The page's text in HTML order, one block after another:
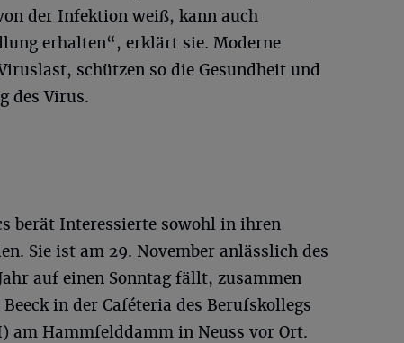
der Infektion weiß, kann auch
erhalten“, erklärt sie. Moderne
schützen so die Gesundheit und
des Virus.
berät Interessierte sowohl in ihren
Sie ist am 29. November anlässlich des
auf einen Sonntag fällt, zusammen
in der Caféteria des Berufskollegs
Hammfelddamm in Neuss vor Ort.